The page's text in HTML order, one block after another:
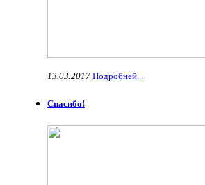
13.03.2017 Подробней...
Спасибо!